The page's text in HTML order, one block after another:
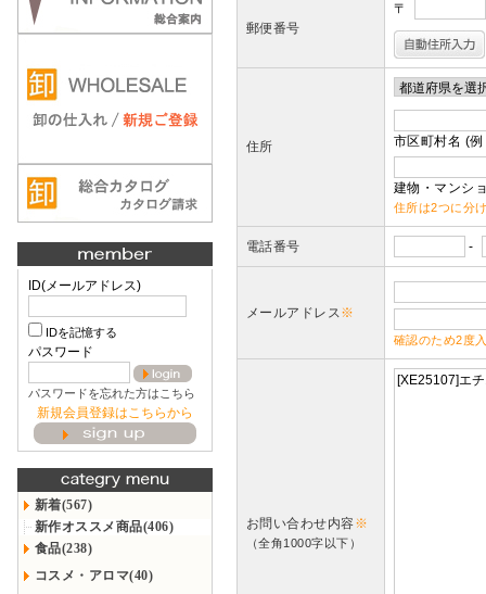
ID(メールアドレス)
IDを記憶する
パスワード
パスワードを忘れた方はこちら
新規会員登録はこちらから
新着(567)
新作オススメ商品(406)
食品(238)
コスメ・アロマ(40)
郵便番号
〒
住所 市区町村名 (
建物・マンシ
住所は2つに分
電話番号 -
メールアドレス※
確認のため2度
お問い合わせ内容※
（全角1000字以下）